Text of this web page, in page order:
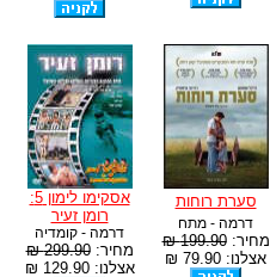
סערת רוחות
דרמה - מתח
מחיר:199.90 ₪
אצלנו: 79.90 ₪
אסקימו לימון 5:
רומן זעיר
דרמה - קומדיה
מחיר:299.90 ₪
אצלנו: 129.90 ₪